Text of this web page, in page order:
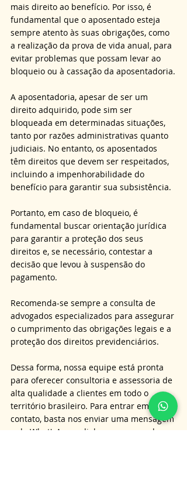
mais direito ao benefício. Por isso, é
fundamental que o aposentado esteja
sempre atento às suas obrigações, como
a realização da prova de vida anual, para
evitar problemas que possam levar ao
bloqueio ou à cassação da aposentadoria.
A aposentadoria, apesar de ser um
direito adquirido, pode sim ser
bloqueada em determinadas situações,
tanto por razões administrativas quanto
judiciais. No entanto, os aposentados
têm direitos que devem ser respeitados,
incluindo a impenhorabilidade do
benefício para garantir sua subsistência.
Portanto, em caso de bloqueio, é
fundamental buscar orientação jurídica
para garantir a proteção dos seus
direitos e, se necessário, contestar a
decisão que levou à suspensão do
pagamento.
Recomenda-se sempre a consulta de
advogados especializados para assegurar
o cumprimento das obrigações legais e a
proteção dos direitos previdenciários.
Dessa forma, nossa equipe está pronta
para oferecer consultoria e assessoria de
alta qualidade a clientes em todo o
território brasileiro. Para entrar em
contato, basta nos enviar uma mensagem
pelo What'sApp e dialogar com um de